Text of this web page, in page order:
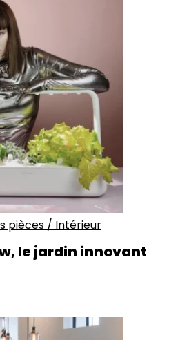
pièces / Intérieur
le jardin innovant